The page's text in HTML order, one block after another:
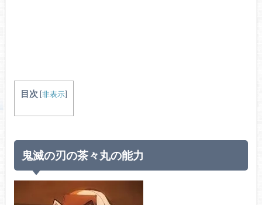
目次 [非表示]
鬼滅の刃の茶々丸の能力